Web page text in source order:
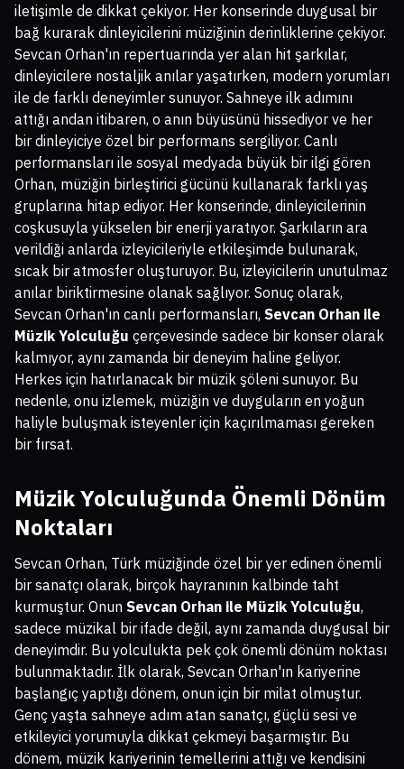
iletişimle de dikkat çekiyor. Her konserinde duygusal bir
bağ kurarak dinleyicilerini müziğinin derinliklerine çekiyor.
Sevcan Orhan'ın repertuarında yer alan hit şarkılar,
dinleyicilere nostaljik anılar yaşatırken, modern yorumları
ile de farklı deneyimler sunuyor. Sahneye ilk adımını
attığı andan itibaren, o anın büyüsünü hissediyor ve her
bir dinleyiciye özel bir performans sergiliyor. Canlı
performansları ile sosyal medyada büyük bir ilgi gören
Orhan, müziğin birleştirici gücünü kullanarak farklı yaş
gruplarına hitap ediyor. Her konserinde, dinleyicilerinin
coşkusuyla yükselen bir enerji yaratıyor. Şarkıların ara
verildiği anlarda izleyicileriyle etkileşimde bulunarak,
sıcak bir atmosfer oluşturuyor. Bu, izleyicilerin unutulmaz
anılar biriktirmesine olanak sağlıyor. Sonuç olarak,
Sevcan Orhan'ın canlı performansları, Sevcan Orhan ile
Müzik Yolculuğu çerçevesinde sadece bir konser olarak
kalmıyor, aynı zamanda bir deneyim haline geliyor.
Herkes için hatırlanacak bir müzik şöleni sunuyor. Bu
nedenle, onu izlemek, müziğin ve duyguların en yoğun
haliyle buluşmak isteyenler için kaçırılmaması gereken
bir fırsat.
Müzik Yolculuğunda Önemli Dönüm
Noktaları
Sevcan Orhan, Türk müziğinde özel bir yer edinen önemli
bir sanatçı olarak, birçok hayranının kalbinde taht
kurmuştur. Onun Sevcan Orhan ile Müzik Yolculuğu,
sadece müzikal bir ifade değil, aynı zamanda duygusal bir
deneyimdir. Bu yolculukta pek çok önemli dönüm noktası
bulunmaktadır. İlk olarak, Sevcan Orhan'ın kariyerine
başlangıç yaptığı dönem, onun için bir milat olmuştur.
Genç yaşta sahneye adım atan sanatçı, güçlü sesi ve
etkileyici yorumuyla dikkat çekmeyi başarmıştır. Bu
dönem, müzik kariyerinin temellerini attığı ve kendisini